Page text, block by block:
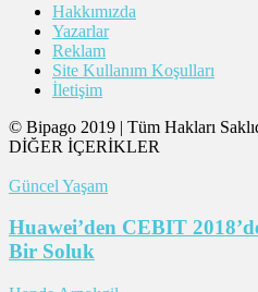
Hakkımızda
Yazarlar
Reklam
Site Kullanım Koşulları
İletişim
© Bipago 2019 | Tüm Hakları
DİĞER İÇERİKLER
Güncel Yaşam
Huawei’den CEBIT
Bir Soluk